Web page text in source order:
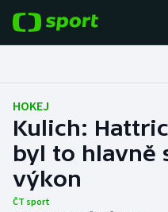
Fotbal
Hokej
Tenis
HOKEJ
Kulich:
byl to hlavně
výkon
ČT sport